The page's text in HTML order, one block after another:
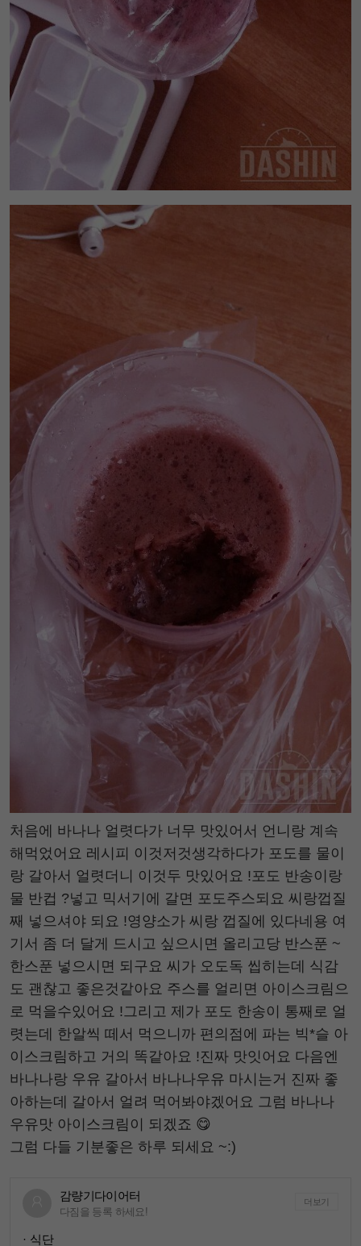
처음에 바나나 얼렷다가 너무 맛있어서 언니랑 계속
해먹었어요 레시피 이것저것생각하다가 포도를 물이
랑 갈아서 얼렷더니 이것두 맛있어요 !포도 반송이랑
물 반컵 ?넣고 믹서기에 갈면 포도주스되요 씨랑껍질
째 넣으셔야 되요 !영양소가 씨랑 껍질에 있다네용 여
기서 좀 더 달게 드시고 싶으시면 올리고당 반스푼 ~
한스푼 넣으시면 되구요 씨가 오도독 씹히는데 식감
도 괜찮고 좋은것같아요 주스를 얼리면 아이스크림으
로 먹을수있어요 !그리고 제가 포도 한송이 통째로 얼
렷는데 한알씩 떼서 먹으니까 편의점에 파는 빅*슬 아
이스크림하고 거의 똑같아요 !진짜 맛잇어요 다음엔
바나나랑 우유 갈아서 바나나우유 마시는거 진짜 좋
아하는데 갈아서 얼려 먹어봐야겠어요 그럼 바나나
우유맛 아이스크림이 되겠죠 😋
그럼 다들 기분좋은 하루 되세요 ~:)
감량기다이어터
다짐을 등록 하세요!
더보기
· 식단